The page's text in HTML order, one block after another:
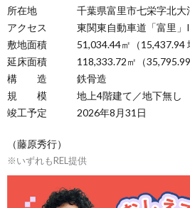
所在地 千葉県富里市七栄字北大溜
アクセス 東関東自動車道「富里」
敷地面積 51,034.44㎡（15,437.94
延床面積 118,333.72㎡（35,795.99
構 造 鉄骨造
規 模 地上4階建て／地下無し
竣工予定 2026年8月31日
（藤原秀行）
※いずれもREL提供